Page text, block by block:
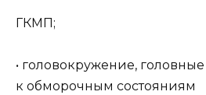
ГКМП;
• головокружение,
к обморочным состояниям